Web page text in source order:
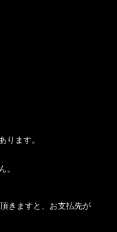
ます。
きますと、お支払先が